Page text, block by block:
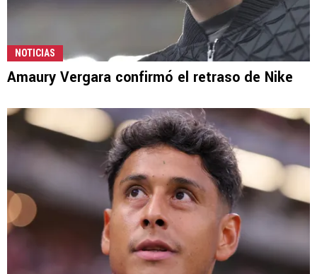
NOTICIAS
Amaury Vergara confirmó el retraso de Nike